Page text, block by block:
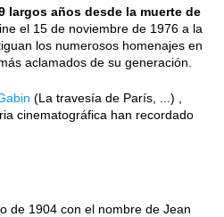
largos años desde la muerte de
el 15 de noviembre de 1976 a la
los numerosos homenajes en
aclamados de su generación.
(La travesía de París, ...) ,
cinematográfica han recordado
de 1904 con el nombre de Jean